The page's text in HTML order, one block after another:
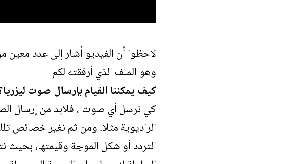
لاحظوا أن الفيديو أشار إلى عدد
وهو الملف الذي أرفقته لكم
كيف يمكننا القيام بإرسال صوت
كي نرسل أي صوت ، فلابد من إرسال
الراديوية مثلا. ومن ثم نغير خصائص
التردد أو شكل الموجة وقيمتها،